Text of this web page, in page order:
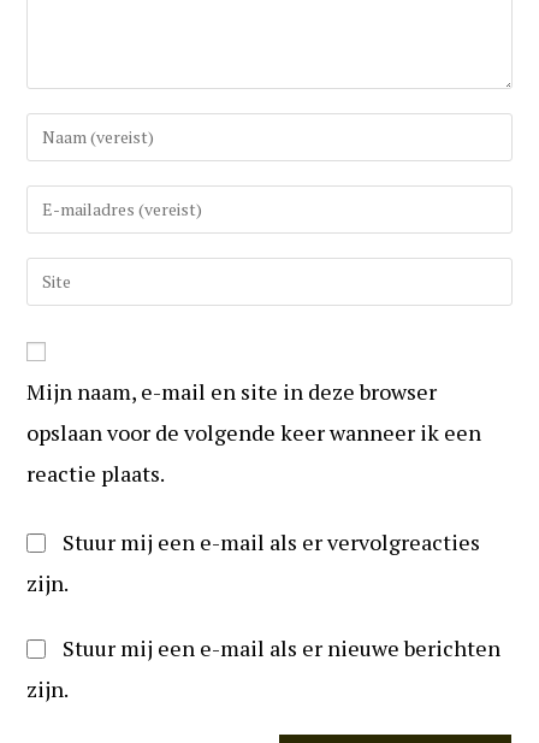
Vul
uw
(gebruikers)naam
Vul
uw
e-
mail
om
te
reageren
Vul
uw
URL
in
(optioneel)
Mijn naam, e-mail en site in deze browser
opslaan voor de volgende keer wanneer ik een
reactie plaats.
Stuur mij een e-mail als er vervolgreacties
zijn.
Stuur mij een e-mail als er nieuwe berichten
zijn.